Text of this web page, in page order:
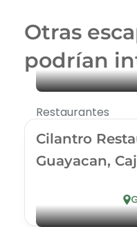
Otras
podrían
Restaurantes
Cilantro
Guayacan,